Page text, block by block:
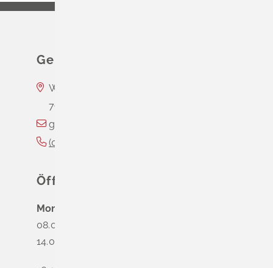
Gemeinde Schliengen
Wasserschloss Entenstein
79418
gemeinde@schliengen.de
(0
Öffnungszeiten
Montag
08.00 - 12.00 Uhr
14.00 - 16.00 Uhr
Leichte Sprache